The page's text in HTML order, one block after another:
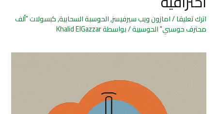
اترك تعليقا/امازون ويب سيرفيسز,الحوسبة السحابية,كبسولات "ألف
محترف حوسبي" الحوسيية/ بواسطةKhalid ElGazzar